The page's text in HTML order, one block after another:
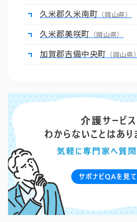
久米郡久米南町 （岡山県）
久米郡美咲町 （岡山県）
加賀郡吉備中央町 （岡山県）